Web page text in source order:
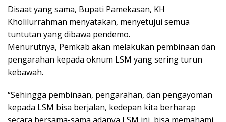
Disaat yang sama, Bupati Pamekasan, KH
Kholilurrahman menyatakan, menyetujui semua
tuntutan yang dibawa pendemo.
Menurutnya, Pemkab akan melakukan pembinaan dan
pengarahan kepada oknum LSM yang sering turun
kebawah.
“Sehingga pembinaan, pengarahan, dan pengayoman
kepada LSM bisa berjalan, kedepan kita berharap
secara bersama-sama adanya LSM ini, bisa memahami